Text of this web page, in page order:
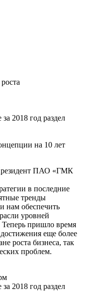
2018 год раздел
на 10 лет
ПАО «ГМК
в последние
тренды
нам обеспечить
уровней
Теперь пришло время
еще более
роста бизнеса, так
проблем.
2018 год раздел